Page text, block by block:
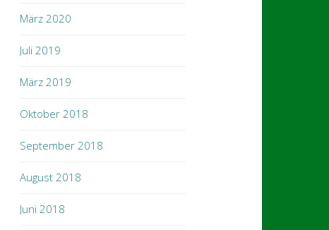
März 2020
Juli 2019
März 2019
Oktober 2018
September 2018
August 2018
Juni 2018